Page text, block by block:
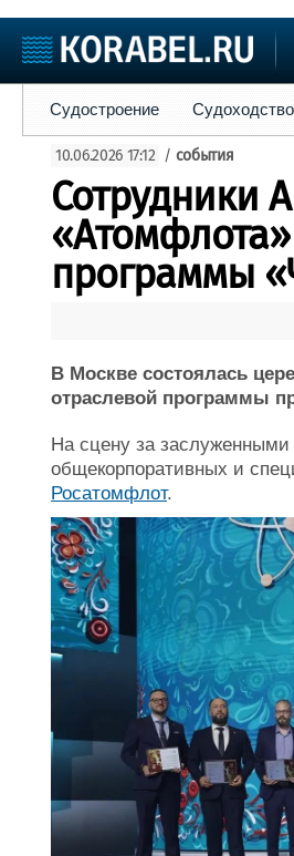
Судостроение
Пульс
Новости
Компании
Репутация
Работа
Крюинг
Торговая
Доска
Продажа
Изделия
Судостроение Судоходство
10.06.2026 17:12 / события
Сотрудники
программы
В Москве состоялась
отраслевой программы
На сцену за
общекорпоративных и
Росатомфлот.